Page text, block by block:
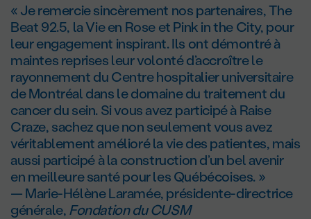
« Je remercie sincèrement nos partenaires, The
Beat 92.5, la Vie en Rose et Pink in the City, pour
leur engagement inspirant. Ils ont démontré à
maintes reprises leur volonté d’accroître le
rayonnement du Centre hospitalier universitaire
de Montréal dans le domaine du traitement du
cancer du sein. Si vous avez participé à Raise
Craze, sachez que non seulement vous avez
véritablement amélioré la vie des patientes, mais
aussi participé à la construction d’un bel avenir
en meilleure santé pour les Québécoises. »
— Marie-Hélène Laramée, présidente-directrice
générale,Fondation du CUSM